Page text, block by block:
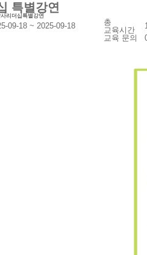
특별강연
리더십특별강연
09-18 ~ 2025-09-18
총
교육시간
교육 문의